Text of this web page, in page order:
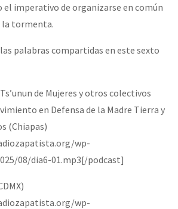
el imperativo de organizarse en común
la tormenta.
palabras compartidas en este sexto
de Mujeres y otros colectivos
en Defensa de la Madre Tierra y
(Chiapas)
wp-
08/dia6-01.mp3[/podcast]
wp-